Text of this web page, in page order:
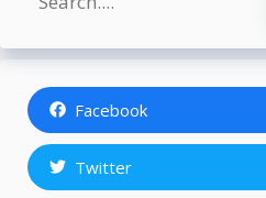
Facebook
Twitter